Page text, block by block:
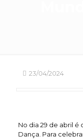
23/04/2024
No dia 29 de abril é
Dança. Para